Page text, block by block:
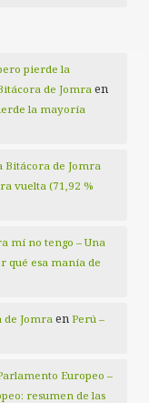
pierde la
de Jomra en
la mayoría
Bitácora de Jomra
vuelta (71,92 %
mí no tengo – Una
qué esa manía de
Jomra en Perú –
Europeo –
resumen de las